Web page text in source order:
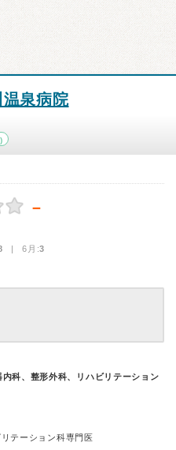
泉病院
－
| 6月:3
科、整形外科、リハビリテーション
テーション科専門医